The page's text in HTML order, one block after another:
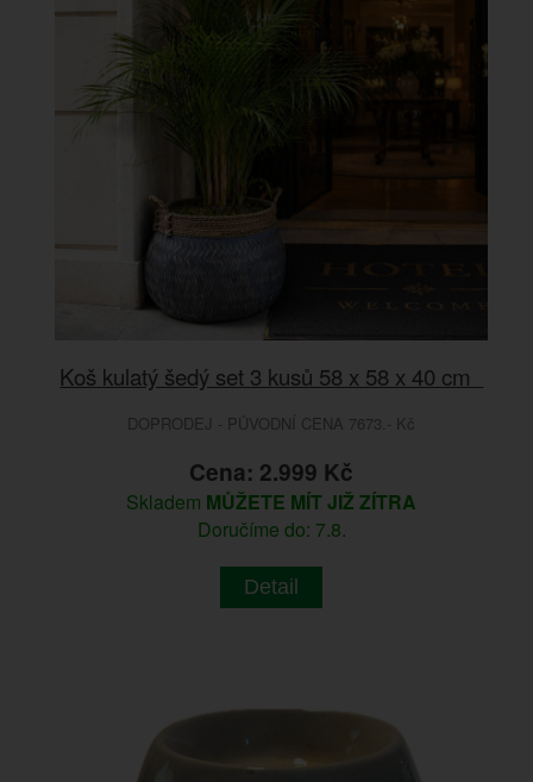
Koš kulatý šedý set 3 kusů 58 x 58 x 40 cm
DOPRODEJ - PŮVODNÍ CENA 7673.- Kč
Cena: 2.999 Kč
Skladem MŮŽETE MÍT JIŽ ZÍTRA
Doručíme do: 7.8.
Detail